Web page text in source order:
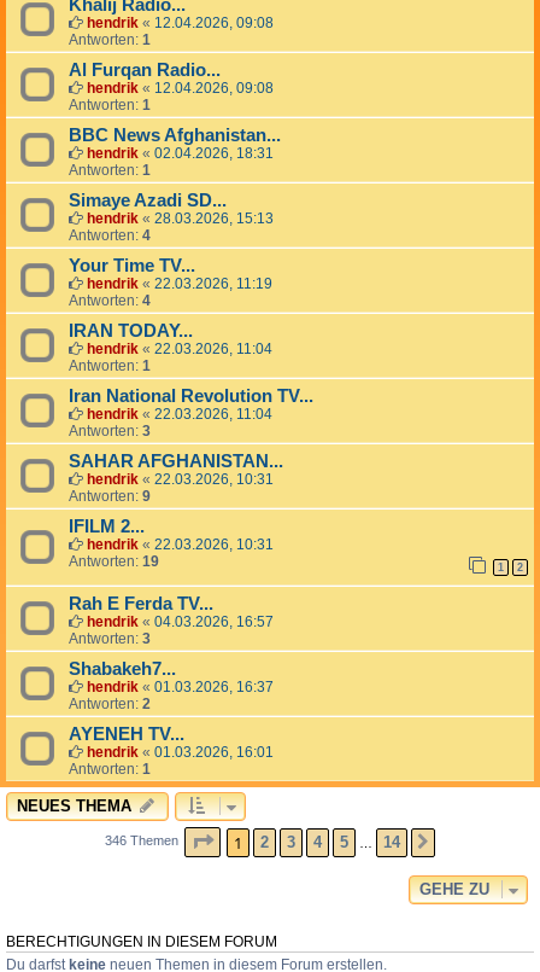
Khalij Radio...
hendrik « 12.04.2026, 09:08
Antworten: 1
Al Furqan Radio...
hendrik « 12.04.2026, 09:08
Antworten: 1
BBC News Afghanistan...
hendrik « 02.04.2026, 18:31
Antworten: 1
Simaye Azadi SD...
hendrik « 28.03.2026, 15:13
Antworten: 4
Your Time TV...
hendrik « 22.03.2026, 11:19
Antworten: 4
IRAN TODAY...
hendrik « 22.03.2026, 11:04
Antworten: 1
Iran National Revolution TV...
hendrik « 22.03.2026, 11:04
Antworten: 3
SAHAR AFGHANISTAN...
hendrik « 22.03.2026, 10:31
Antworten: 9
IFILM 2...
hendrik « 22.03.2026, 10:31
Antworten: 19 1 2
Rah E Ferda TV...
hendrik « 04.03.2026, 16:57
Antworten: 3
Shabakeh7...
hendrik « 01.03.2026, 16:37
Antworten: 2
AYENEH TV...
hendrik « 01.03.2026, 16:01
Antworten: 1
NEUES THEMA
346 Themen SEITE1 VON14
1 2 3 4 5 14
GEHE ZU
BERECHTIGUNGEN IN DIESEM FORUM
Du darfst keine neuen Themen in diesem Forum erstellen.